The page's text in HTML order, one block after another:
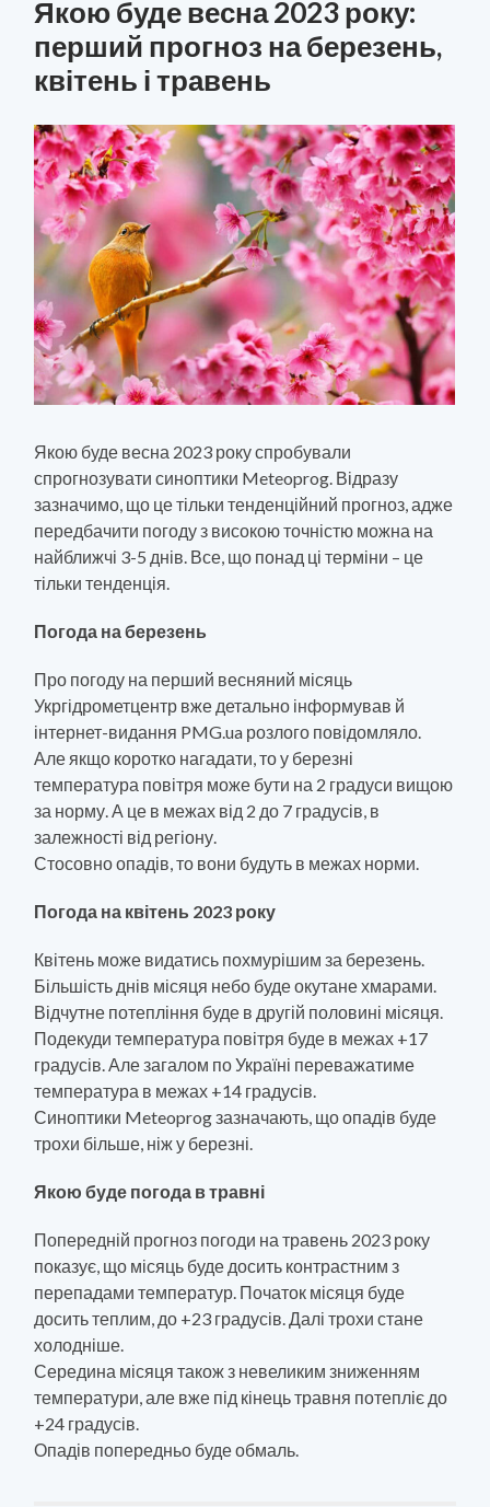
Якою буде весна 2023 року:
перший прогноз на березень,
квітень і травень
Якою буде весна 2023 року спробували
спрогнозувати синоптики Meteoprog. Відразу
зазначимо, що це тільки тенденційний прогноз, адже
передбачити погоду з високою точністю можна на
найближчі 3-5 днів. Все, що понад ці терміни – це
тільки тенденція.
Погода на березень
Про погоду на перший весняний місяць
Укргідрометцентр вже детально інформував й
інтернет-видання PMG.ua розлого повідомляло.
Але якщо коротко нагадати, то у березні
температура повітря може бути на 2 градуси вищою
за норму. А це в межах від 2 до 7 градусів, в
залежності від регіону.
Стосовно опадів, то вони будуть в межах норми.
Погода на квітень 2023 року
Квітень може видатись похмурішим за березень.
Більшість днів місяця небо буде окутане хмарами.
Відчутне потепління буде в другій половині місяця.
Подекуди температура повітря буде в межах +17
градусів. Але загалом по Україні переважатиме
температура в межах +14 градусів.
Синоптики Meteoprog зазначають, що опадів буде
трохи більше, ніж у березні.
Якою буде погода в травні
Попередній прогноз погоди на травень 2023 року
показує, що місяць буде досить контрастним з
перепадами температур. Початок місяця буде
досить теплим, до +23 градусів. Далі трохи стане
холодніше.
Середина місяця також з невеликим зниженням
температури, але вже під кінець травня потепліє до
+24 градусів.
Опадів попередньо буде обмаль.